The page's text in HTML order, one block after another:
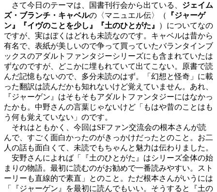
さて今日のテーマは、国書刊行会から出ている、 ジェイム
ズ・ブランチ・キャベルの〈マニュエル伝〉（
『ジャーゲ
ン』『イヴのことを少し』『土のひとがた』
）についてなの
ですが、実はぼくはどれも未読なのです。キャベルは昔から
有名で、表紙が美しいので争って買っていたバランタインブ
ックスのアダルトファンタジーシリーズにも含まれていたは
ずなのですが、どこかに埋もれていて出てこない。原書で読
んだ記憶もないので、多分未読のはず。「幻想と怪奇」に載
った翻訳は読んだかも知れないけど覚えていません。あれ、
『ジャーゲン』はそもそもアダルトファンタジーにはなかっ
たかも。中野さんの言葉じゃないけど「もはや昔のことはも
う何も覚えていない」のです。
それはともかく、今回はSFファン交流会の根本さんが読
んで、すごく面白かったのがきっかけだったとのこと。お二
人の話も面白くて、未読でもちゃんと魅力は伝わりました。
安野さんによれば「『土のひとがた』はシリーズ全体の始
まりの物語。最初に読むのがお勧めで一番読みやすい。スト
ーリーも直線的で素直」とのこと。ただ根本さんがいうには
「『ジャーゲン』を最初に読んでもいい。そうすると『土の